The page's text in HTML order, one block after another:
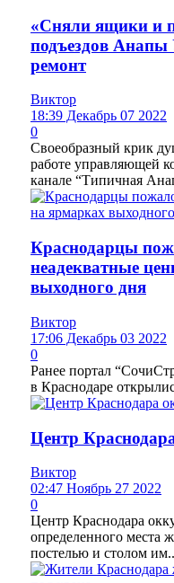
«Сняли ящики и
подъездов Анапы
ремонт
Виктор
18:39 Декабрь 07 2022
0
Своеобразный крик
работе управляющей
канале “Типичная
Краснодарцы
неадекватные
выходного дня
Виктор
17:06 Декабрь 03 2022
0
Ранее портал
в Краснодаре
Центр
Виктор
02:47 Ноябрь 27 2022
0
Центр Краснодара
определенного места
постелью и столом